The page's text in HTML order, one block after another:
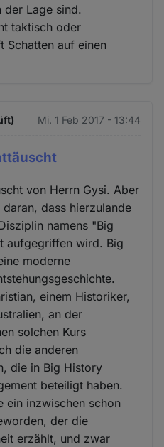
der Lage sind.
taktisch oder
Schatten auf einen
Mi. 1 Feb 2017 - 13:44
von Herrn Gysi. Aber
dass hierzulande
namens "Big
aufgegriffen wird. Big
moderne
einem Historiker,
an der
solchen Kurs
die anderen
die in Big History
beteiligt haben.
ein inzwischen schon
der die
erzählt, und zwar